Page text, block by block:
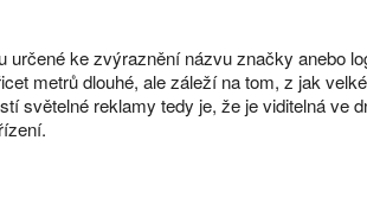
určené ke zvýraznění názvu značky anebo
metrů dlouhé, ale záleží na tom, z jak
světelné reklamy tedy je, že je viditelná ve